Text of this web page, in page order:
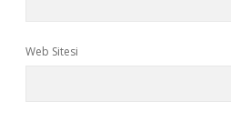
Web Sitesi